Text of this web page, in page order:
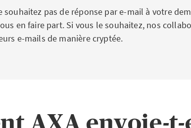
souhaitez pas de réponse par e-mail à votre
en faire part. Si vous le souhaitez, nos
e-mails de manière cryptée.
AXA envoie-t-